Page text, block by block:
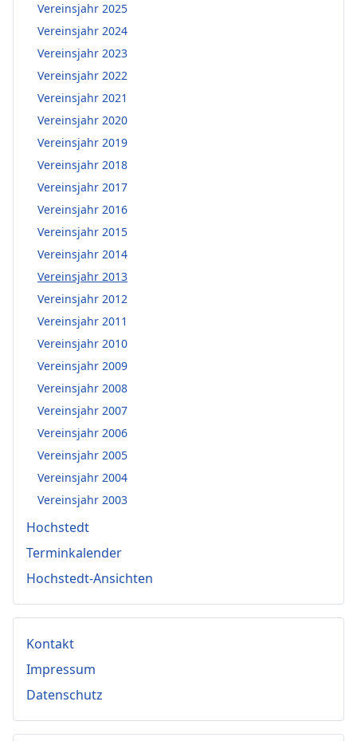
Vereinsjahr 2025
Vereinsjahr 2024
Vereinsjahr 2023
Vereinsjahr 2022
Vereinsjahr 2021
Vereinsjahr 2020
Vereinsjahr 2019
Vereinsjahr 2018
Vereinsjahr 2017
Vereinsjahr 2016
Vereinsjahr 2015
Vereinsjahr 2014
Vereinsjahr 2013
Vereinsjahr 2012
Vereinsjahr 2011
Vereinsjahr 2010
Vereinsjahr 2009
Vereinsjahr 2008
Vereinsjahr 2007
Vereinsjahr 2006
Vereinsjahr 2005
Vereinsjahr 2004
Vereinsjahr 2003
Hochstedt
Terminkalender
Hochstedt-Ansichten
Kontakt
Impressum
Datenschutz